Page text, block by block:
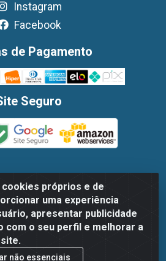
próprios e de
uma experiência
apresentar publicidade
com o seu perfil e melhorar a
não essenciais
Instagram
Facebook
de Pagamento
Seguro
Alimentos LTDA - Avenida Marechal
1048- Imbiribeira, Recife/PE - CEP
CNPJ 30.779.584/0003-78